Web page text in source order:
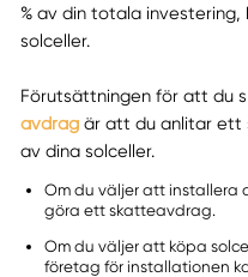
% av din totala
solceller.
Förutsättningen för att du
avdragär att du anlitar ett
av dina solceller.
Om du väljer att installera
göra ett skatteavdrag.
Om du väljer att köpa
företag för installationen